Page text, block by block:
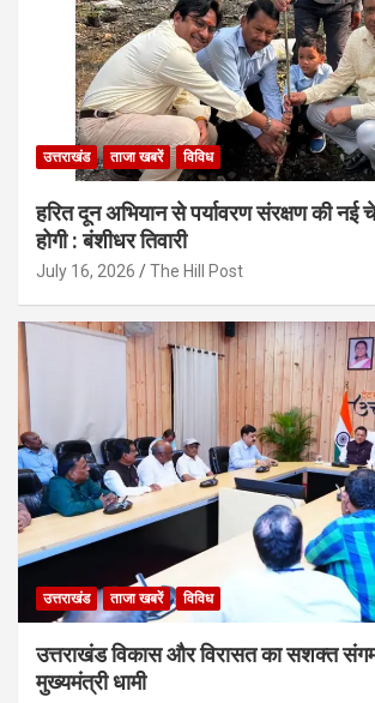
उत्तराखंड ताजा खबरें विविध
हरित दून अभियान से पर्यावरण संरक्षण की नई
होगी : बंशीधर तिवारी
July 16, 2026 The Hill Post
उत्तराखंड ताजा खबरें विविध
उत्तराखंड विकास और विरासत का सशक्त
मुख्यमंत्री धामी